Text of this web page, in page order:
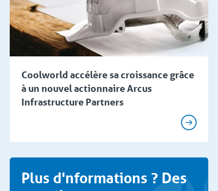
Coolworld accélère sa croissance grâce
à un nouvel actionnaire Arcus
Infrastructure Partners
Plus d'nformations ? Des